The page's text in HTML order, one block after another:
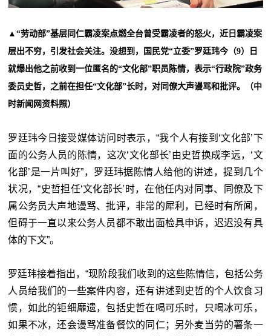
▲“劳动部”基层同仁霸凌案点燃全台曾受霸凌者的怒火，近日霸凌案
层出不穷，引发社会关注。没想到，国民党“立委”罗廷玮今（9）日
就爆出他之前收到一位匿名的“文化部”职员陈情，表示“行政院”政务
委员史哲，之前在担任“文化部”长时，对同僚大声谩骂和批评。（中
时新闻网资料照）
罗廷玮今日接受媒体访问时表示，“我个人有接到‘文化部’下
面的公务人员的陈情，这次‘文化部长’由史哲换成李远，‘文
化部’是一片叫好”，罗廷玮据陈情人给他的讲述，提到几个
状况，“史哲担任‘文化部长’ 时，在他任内对同事、同僚及下
属公务员大声地谩骂、批评，非常的犀利，已经时有所闻，
但碍于一直以来公务人员都不敢出面检具申诉，迟迟没有具
体的下文”。
罗廷玮接着指出，“现阶段我们收到的这些陈情信，包括公务
人员给我们的一些案件内容，还有讲述到史哲的个人饮食习
惯，如此的钜细靡遗，包括史哲在喝可乐时，只喝冰可乐，
如果不冰，还会谩骂准备餐饮的同仁；另外麦当劳的薯条一